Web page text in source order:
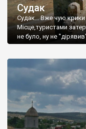
Судак
Судак... Вже чую
Місце,туристами
не було, ну не